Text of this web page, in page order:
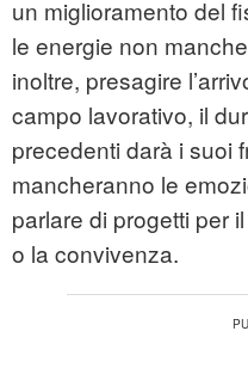
un miglioramento del
le energie non
inoltre, presagire
campo lavorativo, il
precedenti darà i suoi
mancheranno le
parlare di progetti per
o la convivenza.